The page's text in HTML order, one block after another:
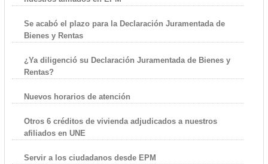
Se acabó el plazo para la Declaración Juramentada de
Bienes y Rentas
¿Ya diligenció su Declaración Juramentada de Bienes y
Rentas?
Nuevos horarios de atención
Otros 6 créditos de vivienda adjudicados a nuestros
afiliados en UNE
Servir a los ciudadanos desde EPM